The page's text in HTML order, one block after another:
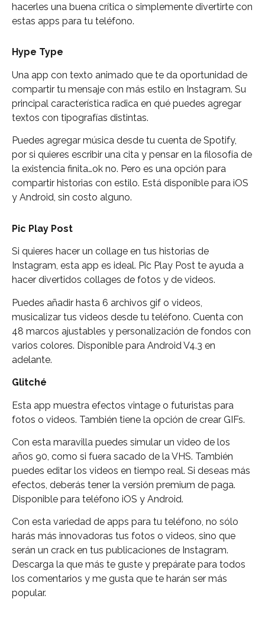
hacerles una buena crítica o simplemente divertirte con
estas apps para tu teléfono.
Hype Type
Una app con texto animado que te da oportunidad de
compartir tu mensaje con más estilo en Instagram. Su
principal característica radica en qué puedes agregar
textos con tipografías distintas.
Puedes agregar música desde tu cuenta de Spotify,
por si quieres escribir una cita y pensar en la filosofía de
la existencia finita…ok no. Pero es una opción para
compartir historias con estilo. Está disponible para iOS
y Android, sin costo alguno.
Pic Play Post
Si quieres hacer un collage en tus historias de
Instagram, esta app es ideal. Pic Play Post te ayuda a
hacer divertidos collages de fotos y de videos.
Puedes añadir hasta 6 archivos gif o videos,
musicalizar tus videos desde tu teléfono. Cuenta con
48 marcos ajustables y personalización de fondos con
varios colores. Disponible para Android V4.3 en
adelante.
Glitché
Esta app muestra efectos vintage o futuristas para
fotos o videos. También tiene la opción de crear GIFs.
Con esta maravilla puedes simular un video de los
años 90, como si fuera sacado de la VHS. También
puedes editar los videos en tiempo real. Si deseas más
efectos, deberás tener la versión premium de paga.
Disponible para teléfono iOS y Android.
Con esta variedad de apps para tu teléfono, no sólo
harás más innovadoras tus fotos o videos, sino que
serán un crack en tus publicaciones de Instagram.
Descarga la que más te guste y prepárate para todos
los comentarios y me gusta que te harán ser más
popular.